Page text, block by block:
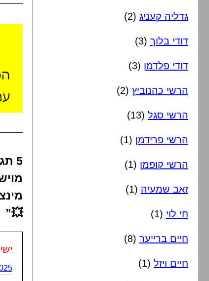
5
💥”
26/08/
גדליה קעניג (2)
דודי בלוך (3)
דודי פלדמן (3)
הרשי כהנוביץ (2)
הרשי סגל (13)
הרשי פרידמן (1)
הרשי קופמן (1)
זאב שמעיה (1)
חי לוי (1)
חיים ברייער (8)
חיים ויזל (1)